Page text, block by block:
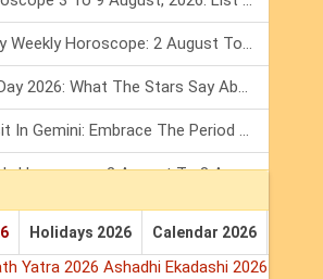
Numerology Weekly Horoscope: 2 August To 8 August, 2026
Friendship Day 2026: What The Stars Say About Your Best Friend!
Mars Transit In Gemini: Embrace The Period Full Of Energy & Intelligence
Tarot Weekly Horoscope: 2 August To 8 August, 2026
Holidays 2026 Calendar 2026
Yatra 2026 Ashadhi Ekadashi 2026